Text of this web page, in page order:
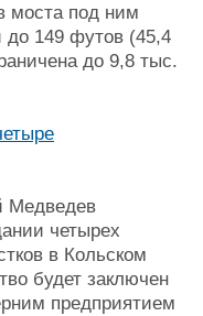
моста под ним
до 149 футов (45,4
до 9,8 тыс.
Медведев
четырех
в Кольском
будет заключен
предприятием